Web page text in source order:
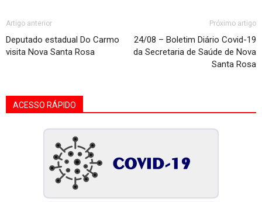
Artigo anterior
Deputado estadual Do Carmo
visita Nova Santa Rosa
Próximo artigo
24/08 – Boletim Diário Covid-19
da Secretaria de Saúde de Nova
Santa Rosa
ACESSO RÁPIDO